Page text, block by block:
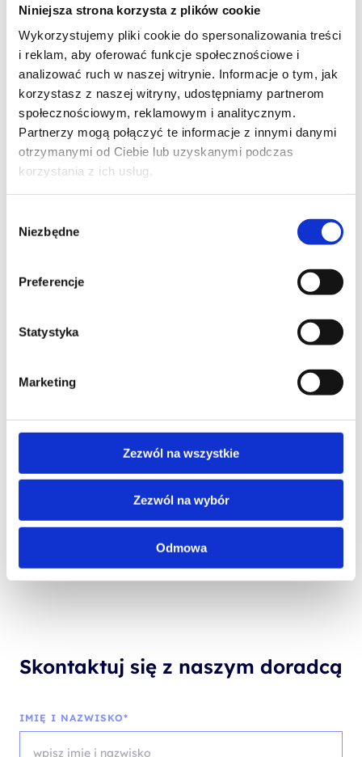
Niniejsza strona korzysta z plików cookie
Wykorzystujemy pliki cookie do spersonalizowania treści
i reklam, aby oferować funkcje społecznościowe i
analizować ruch w naszej witrynie. Informacje o tym, jak
korzystasz z naszej witryny, udostępniamy partnerom
społecznościowym, reklamowym i analitycznym.
Partnerzy mogą połączyć te informacje z innymi danymi
otrzymanymi od Ciebie lub uzyskanymi podczas
korzystania z ich usług.
zgody
Niezbędne
Preferencje
Statystyka
Marketing
Zezwól na wszystkie
Zezwól na wybór
Odmowa
Office 365 Administration and
Troubleshooting
SZKOLENIE NASTĘPUJĄCE
PROMOCJA
Manage collaboration and
PROMOCJA
MICROSOFT 365
Administering Office 365
Skontaktuj się z naszym doradcą
IMIĘ I NAZWISKO*